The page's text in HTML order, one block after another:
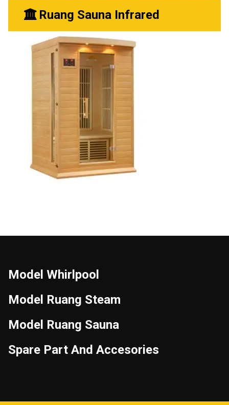
Ruang Sauna Infrared
Model Whirlpool
Model Ruang Steam
Model Ruang Sauna
Spare Part And Accesories